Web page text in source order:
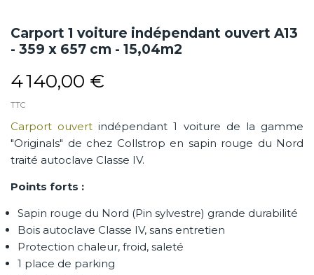
Carport 1 voiture indépendant ouvert A13
- 359 x 657 cm - 15,04m2
4 140,00 €
TTC
Carport ouvert indépendant 1 voiture de la gamme
"Originals" de chez Collstrop en sapin rouge du Nord
traité autoclave Classe IV.
Points forts :
Sapin rouge du Nord (Pin sylvestre) grande durabilité
Bois autoclave Classe IV, sans entretien
Protection chaleur, froid, saleté
1 place de parking